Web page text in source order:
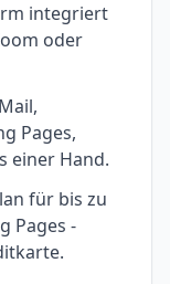
integriert
oder
Pages,
einer Hand.
für bis zu
Pages -